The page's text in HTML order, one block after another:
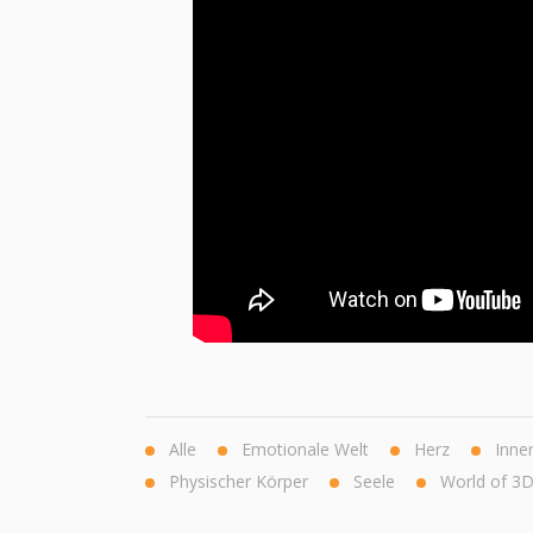
Alle Emotionale Welt Herz
Physischer Körper
Seele World of 3D